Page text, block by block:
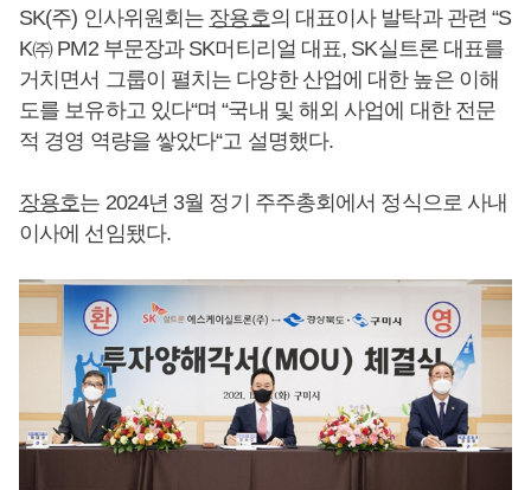
SK(주) 인사위원회는 장용호의 대표이사 발탁과 관련 “S
K㈜ PM2 부문장과 SK머티리얼 대표, SK실트론 대표를
거치면서 그룹이 펼치는 다양한 산업에 대한 높은 이해
도를 보유하고 있다“며 “국내 및 해외 사업에 대한 전문
적 경영 역량을 쌓았다“고 설명했다.
장용호는 2024년 3월 정기 주주총회에서 정식으로 사내
이사에 선임됐다.